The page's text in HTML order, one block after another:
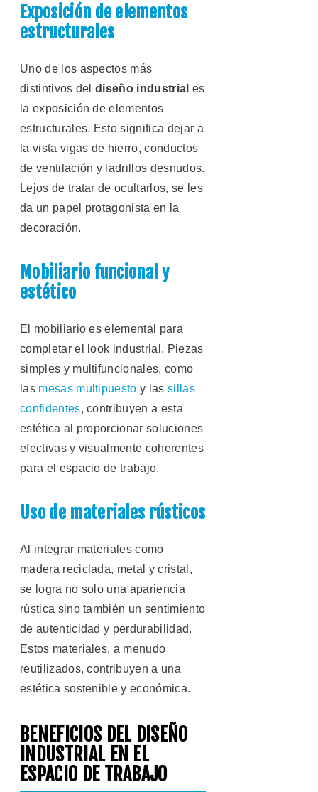
Exposición de elementos
estructurales
Uno de los aspectos más
distintivos deldiseño industrial es
la exposición de elementos
estructurales. Esto significa dejar a
la vista vigas de hierro, conductos
de ventilación y ladrillos desnudos.
Lejos de tratar de ocultarlos, se les
da un papel protagonista en la
decoración.
Mobiliario funcional y
estético
El mobiliario es elemental para
completar el look industrial. Piezas
simples y multifuncionales, como
las mesas multipuesto y las sillas
confidentes, contribuyen a esta
estética al proporcionar soluciones
efectivas y visualmente coherentes
para el espacio de trabajo.
Uso de materiales rústicos
Al integrar materiales como
madera reciclada, metal y cristal,
se logra no solo una apariencia
rústica sino también un sentimiento
de autenticidad y perdurabilidad.
Estos materiales, a menudo
reutilizados, contribuyen a una
estética sostenible y económica.
BENEFICIOS DEL DISEÑO
INDUSTRIAL EN EL
ESPACIO DE TRABAJO